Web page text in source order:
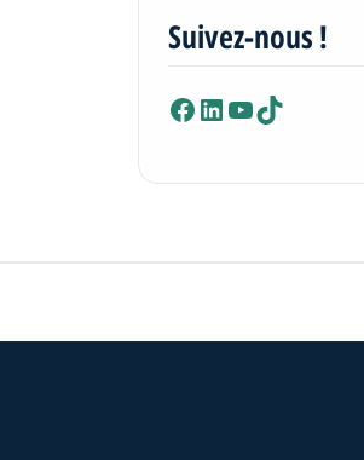
Suivez-nous !
Facebook
LinkedIn
YouTube
TikTok